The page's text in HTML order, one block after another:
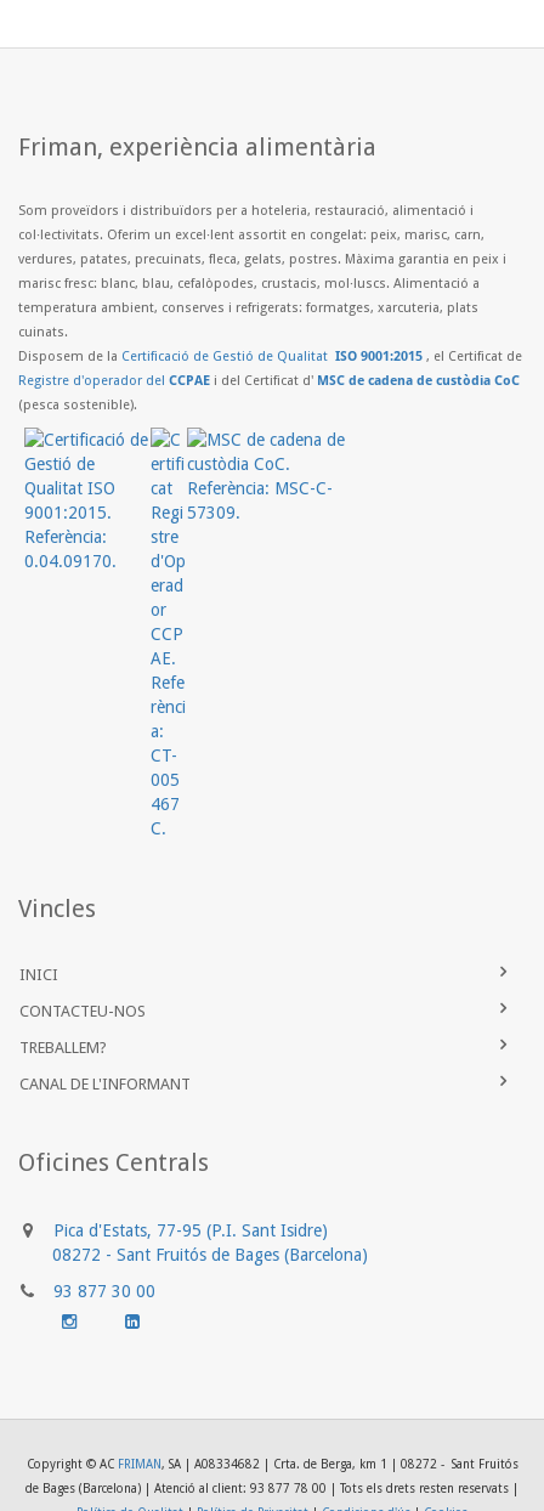
Friman, experiència alimentària
Som proveïdors i distribuïdors per a hoteleria, restauració, alimentació i
col·lectivitats. Oferim un excel·lent assortit en congelat: peix, marisc, carn,
verdures, patates, precuinats, fleca, gelats, postres. Màxima garantia en peix i
marisc fresc: blanc, blau, cefalòpodes, crustacis, mol·luscs. Alimentació a
temperatura ambient, conserves i refrigerats: formatges, xarcuteria, plats
cuinats.
Disposem de la Certificació de Gestió de Qualitat ISO 9001:2015 , el Certificat de
Registre d'operador del CCPAE i del Certificat d' MSC de cadena de custòdia CoC
(pesca sostenible).
Vincles
INICI
CONTACTEU-NOS
TREBALLEM?
CANAL DE L'INFORMANT
Oficines Centrals
Pica d'Estats, 77-95 (P.I. Sant Isidre)
08272 - Sant Fruitós de Bages (Barcelona)
93 877 30 00
Copyright © AC FRIMAN, SA | A08334682 | Crta. de Berga, km 1 | 08272 - Sant Fruitós
de Bages (Barcelona) | Atenció al client: 93 877 78 00 | Tots els drets resten reservats |